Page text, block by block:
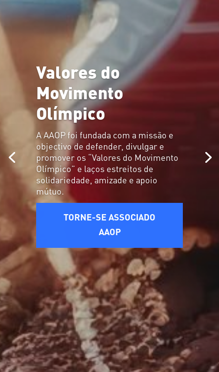
Valores do
Movimento
Olímpico
A AAOP foi fundada com a missão e
objectivo de defender, divulgar e
promover os “Valores do Movimento
Olímpico” e laços estreitos de
solidariedade, amizade e apoio
mútuo.
TORNE-SE ASSOCIADO
AAOP